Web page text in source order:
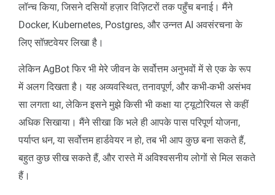
लॉन्च किया, जिसने दसियों हज़ार विज़िटरों तक पहुँच बनाई। मैंने
Docker, Kubernetes, Postgres, और उन्नत AI अवसंरचना के
लिए सॉफ़्टवेयर लिखा है।
लेकिन AgBot फिर भी मेरे जीवन के सर्वोत्तम अनुभवों में से एक के रूप
में अलग दिखता है। यह अव्यवस्थित, तनावपूर्ण, और कभी-कभी असंभव
सा लगता था, लेकिन इसने मुझे किसी भी कक्षा या ट्यूटोरियल से कहीं
अधिक सिखाया। मैंने सीखा कि भले ही आपके पास परिपूर्ण योजना,
पर्याप्त धन, या सर्वोत्तम हार्डवेयर न हो, तब भी आप कुछ बना सकते हैं,
बहुत कुछ सीख सकते हैं, और रास्ते में अविश्वसनीय लोगों से मिल सकते
हैं।